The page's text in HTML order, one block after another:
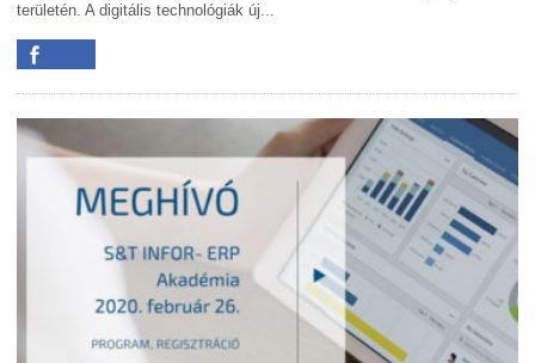
területén. A digitális technológiák új...